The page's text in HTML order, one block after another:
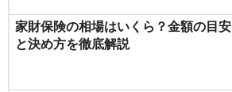
家財保険の相場はいくら？金額の目安
と決め方を徹底解説